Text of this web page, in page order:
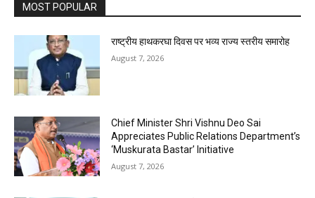
MOST POPULAR
राष्ट्रीय हाथकरघा दिवस पर भव्य राज्य स्तरीय समारोह
August 7, 2026
Chief Minister Shri Vishnu Deo Sai
Appreciates Public Relations Department’s
‘Muskurata Bastar’ Initiative
August 7, 2026